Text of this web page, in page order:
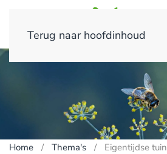
Terug naar hoofdinhoud
Home Thema's Eigentijdse tuin